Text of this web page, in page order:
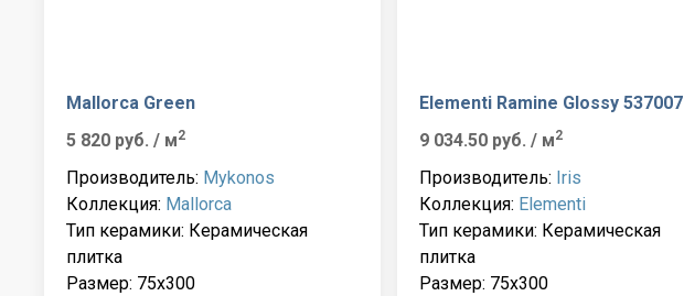
Mallorca Green
5 820 руб. / м2
Производитель: Mykonos
Коллекция: Mallorca
Тип керамики: Керамическая
плитка
Размер: 75x300
Elementi Ramine Glossy 537007
9 034.50 руб. / м2
Производитель: Iris
Коллекция: Elementi
Тип керамики: Керамическая
плитка
Размер: 75x300